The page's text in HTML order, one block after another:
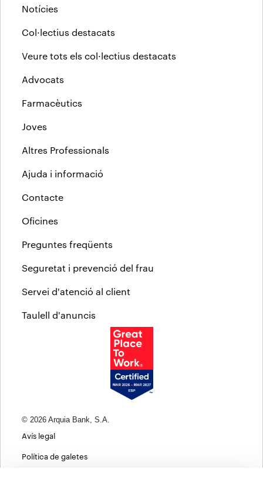
Notícies
Col·lectius destacats
Veure tots els col·lectius destacats
Advocats
Farmacèutics
Joves
Altres Professionals
Ajuda i informació
Contacte
Oficines
Preguntes freqüents
Seguretat i prevenció del frau
Servei d'atenció al client
Taulell d'anuncis
© 2026 Arquia Bank, S.A.
Avís legal
Política de galetes